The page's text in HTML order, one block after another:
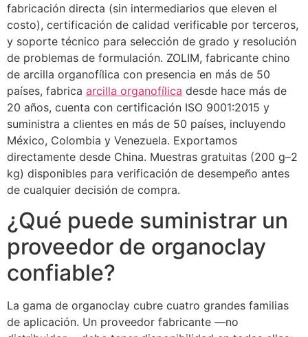
fabricación directa (sin intermediarios que eleven el
costo), certificación de calidad verificable por terceros,
y soporte técnico para selección de grado y resolución
de problemas de formulación. ZOLIM, fabricante chino
de arcilla organofílica con presencia en más de 50
países, fabrica arcilla organofílica desde hace más de
20 años, cuenta con certificación ISO 9001:2015 y
suministra a clientes en más de 50 países, incluyendo
México, Colombia y Venezuela. Exportamos
directamente desde China. Muestras gratuitas (200 g–2
kg) disponibles para verificación de desempeño antes
de cualquier decisión de compra.
¿Qué puede suministrar un
proveedor de organoclay
confiable?
La gama de organoclay cubre cuatro grandes familias
de aplicación. Un proveedor fabricante —no